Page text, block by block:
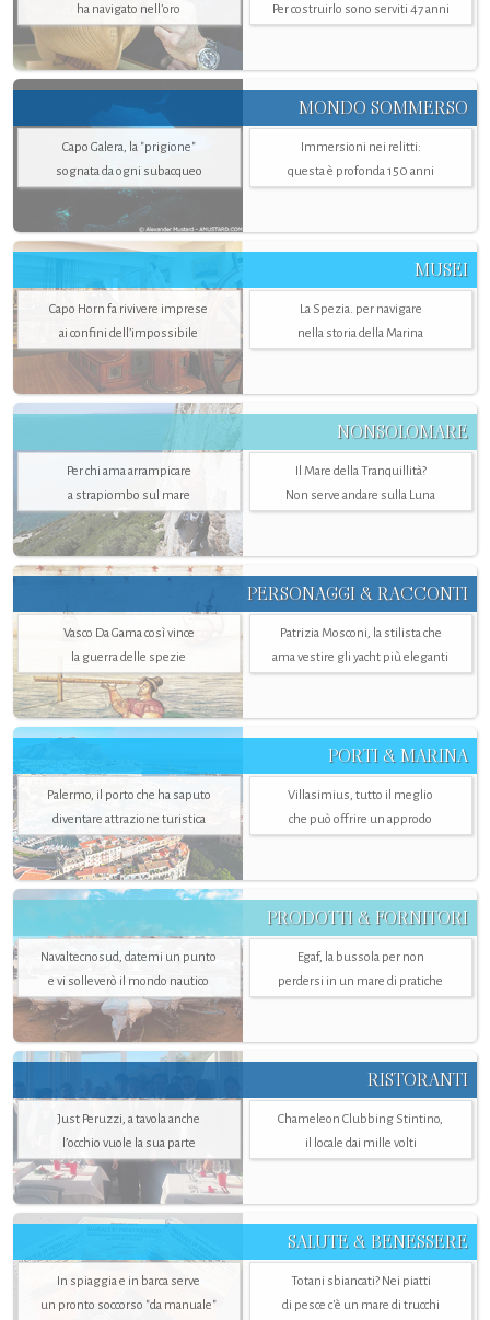
ha navigato nell’oro
Per costruirlo sono serviti 47 anni
MONDO SOMMERSO
Capo Galera, la "prigione"
sognata da ogni subacqueo
Immersioni nei relitti:
questa è profonda 150 anni
MUSEI
Capo Horn fa rivivere imprese
ai confini dell’impossibile
La Spezia. per navigare
nella storia della Marina
NONSOLOMARE
Per chi ama arrampicare
a strapiombo sul mare
Il Mare della Tranquillità?
Non serve andare sulla Luna
PERSONAGGI & RACCONTI
Vasco Da Gama così vince
la guerra delle spezie
Patrizia Mosconi, la stilista che
ama vestire gli yacht più eleganti
PORTI & MARINA
Palermo, il porto che ha saputo
diventare attrazione turistica
Villasimius, tutto il meglio
che può offrire un approdo
PRODOTTI & FORNITORI
Navaltecnosud, datemi un punto
e vi solleverò il mondo nautico
Egaf, la bussola per non
perdersi in un mare di pratiche
RISTORANTI
Just Peruzzi, a tavola anche
l’occhio vuole la sua parte
Chameleon Clubbing Stintino,
il locale dai mille volti
SALUTE & BENESSERE
In spiaggia e in barca serve
un pronto soccorso "da manuale"
Totani sbiancati? Nei piatti
di pesce c'è un mare di trucchi